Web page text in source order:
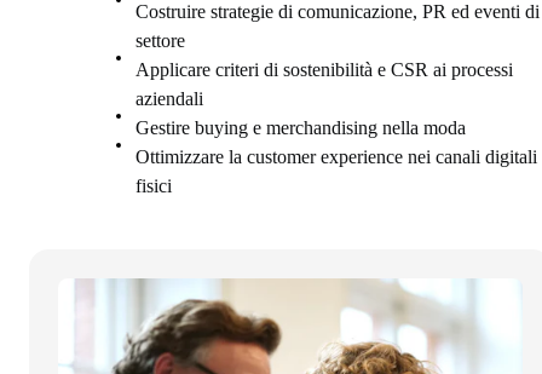
Costruire strategie di comunicazione, PR ed eventi di
settore
Applicare criteri di sostenibilità e CSR ai processi
aziendali
Gestire buying e merchandising nella moda
Ottimizzare la customer experience nei canali digitali
fisici